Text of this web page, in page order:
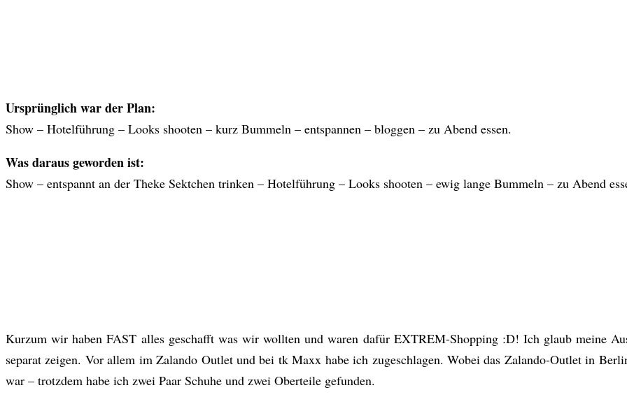
Ursprünglich war der Plan:
Show – Hotelführung – Looks shooten – kurz Bummeln – entspannen – bloggen – zu Abend essen.
Was daraus geworden ist:
Show – entspannt an der Theke Sektchen trinken – Hotelführung – Looks shooten – ewig lange Bummeln – zu Abend
Kurzum wir haben FAST alles geschafft was wir wollten und waren dafür EXTREM-Shopping :D! Ich glaub meine
separat zeigen. Vor allem im Zalando Outlet und bei tk Maxx habe ich zugeschlagen. Wobei das Zalando-Outlet in
war – trotzdem habe ich zwei Paar Schuhe und zwei Oberteile gefunden.